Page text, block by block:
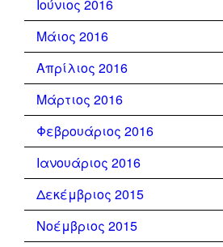
Ιούνιος 2016
Μάιος 2016
Απρίλιος 2016
Μάρτιος 2016
Φεβρουάριος 2016
Ιανουάριος 2016
Δεκέμβριος 2015
Νοέμβριος 2015